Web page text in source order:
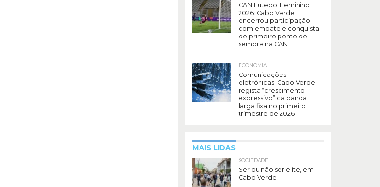
CAN Futebol Feminino
2026: Cabo Verde
encerrou participação
com empate e conquista
de primeiro ponto de
sempre na CAN
ECONOMIA
Comunicações
eletrónicas: Cabo Verde
regista “crescimento
expressivo” da banda
larga fixa no primeiro
trimestre de 2026
MAIS LIDAS
SOCIEDADE
Ser ou não ser elite, em
Cabo Verde